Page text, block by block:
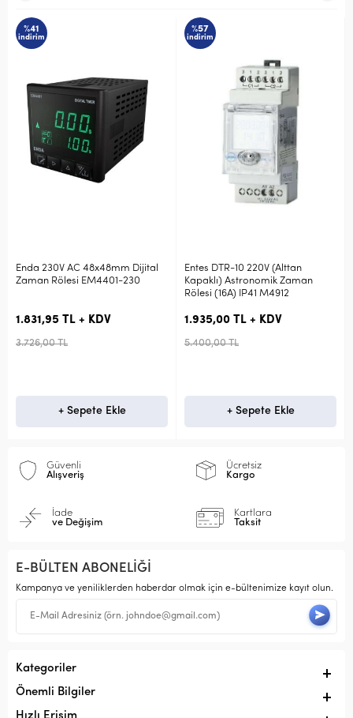
%41
indirim
Enda 230V AC 48x48mm Dijital
Zaman Rölesi EM4401-230
1.831,95 TL + KDV
3.726,00 TL
+ Sepete Ekle
%57
indirim
Entes DTR-10 220V (Alttan
Kapaklı) Astronomik Zaman
Rölesi (16A) IP41 M4912
1.935,00 TL + KDV
5.400,00 TL
+ Sepete Ekle
Güvenli
Alışveriş
Ücretsiz
Kargo
İade
ve Değişim
Kartlara
Taksit
E-BÜLTEN ABONELİĞİ
Kampanya ve yeniliklerden haberdar olmak için e-bültenimize kayıt olun.
Kategoriler
Önemli Bilgiler
Hızlı Erişim